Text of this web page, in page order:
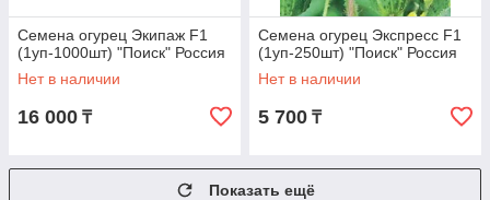
Семена огурец Экипаж F1
(1уп-1000шт) "Поиск" Россия
Нет в наличии
16 000 ₸
Семена огурец Экспресс F1
(1уп-250шт) "Поиск" Россия
Нет в наличии
5 700 ₸
Показать ещё